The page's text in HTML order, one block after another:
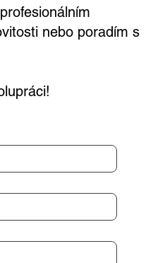
nebo poradím s